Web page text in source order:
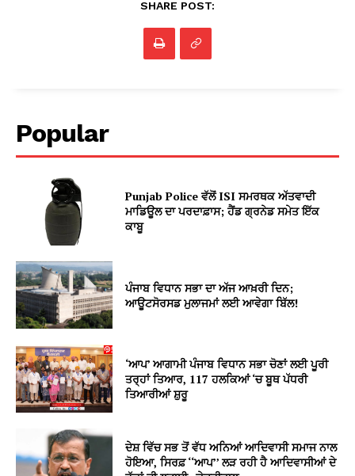
SHARE POST:
Popular
Punjab Police ਵੱਲੋਂ ISI ਸਮਰਥਕ ਅੱਤਵਾਦੀ
ਮਾਡਿਊਲ ਦਾ ਪਰਦਾਫ਼ਾਸ; ਹੈਂਡ ਗ੍ਰਨੇਡ ਸਮੇਤ ਇੱਕ
ਕਾਬੂ
ਪੰਜਾਬ ਵਿਧਾਨ ਸਭਾ ਦਾ ਅੱਜ ਆਖ਼ਰੀ ਦਿਨ;
ਆਊਟਸੋਰਸਡ ਮੁਲਾਜਮਾਂ ਲਈ ਆਵੇਗਾ ਬਿੱਲ!
‘ਆਪ’ ਆਗਾਮੀ ਪੰਜਾਬ ਵਿਧਾਨ ਸਭਾ ਚੋਣਾਂ ਲਈ ਪੂਰੀ
ਤਰ੍ਹਾਂ ਤਿਆਰ, 117 ਹਲਕਿਆਂ ‘ਚ ਬੂਥ ਪੱਧਰੀ
ਤਿਆਰੀਆਂ ਸ਼ੁਰੂ
ਦੇਸ਼ ਵਿੱਚ ਸਭ ਤੋਂ ਵੱਧ ਅਨਿਆਂ ਆਦਿਵਾਸੀ ਸਮਾਜ ਨਾਲ
ਹੋਇਆ, ਸਿਰਫ਼ ‘‘ਆਪ’’ ਲੜ ਰਹੀ ਹੈ ਆਦਿਵਾਸੀਆਂ ਦੇ